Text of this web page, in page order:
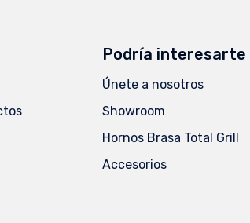
Podría interesarte
Únete a nosotros
Showroom
Hornos Brasa Total Grill
Accesorios